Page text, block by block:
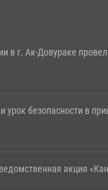
в г. Ак-Довураке
урок безопасности в
акция